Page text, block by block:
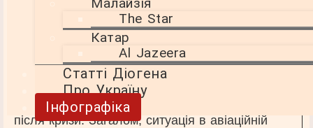
The Star
Катар
Al Jazeera
Статті Діогена
Про Україну
Інфографіка
підтримки та інновацій для виживання.
Уряди країн також можуть відігравати важливу
роль у підтримці авіакомпаній у цей важкий
період. Наприклад, надання фінансової
допомоги або інших форм підтримки може
допомогти компаніям вижити та відновитися
після кризи. Загалом, ситуація в авіаційній